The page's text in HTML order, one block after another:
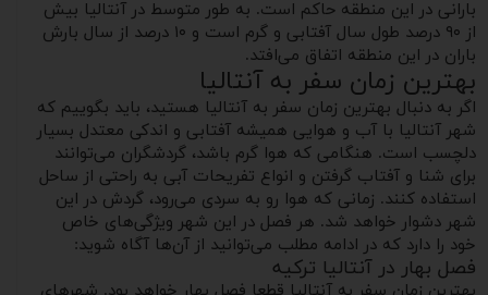
بارانی در این منطقه حاکم است. به طور متوسط در آنتالیا بیش
از ۹۰ درصد طول سال آفتابی و گرم است و ۱۰ درصد از سال بارش
باران در این منطقه اتفاق می‌افتد.
بهترین زمان سفر به آنتالیا
اگر به دنبال بهترین زمان سفر به آنتالیا هستید، باید بگوییم که
شهر آنتالیا با آب و هوایی همیشه آفتابی و اندکی معتدل بسیار
دلچسب است. هنگامی که هوا گرم باشد، گردشگران می‌توانند
برای شنا و آفتاب گرفتن و انواع تفریحات آبی به راحتی از ساحل
استفاده کنند. زمانی که هوا رو به سردی می‌رود، گردش در این
شهر دشوار خواهد شد. هر فصل در این شهر ویژگی‌های خاص
خود را دارد که در ادامه مطلب می‌توانید از آن‌ها آگاه شوید:
فصل بهار در آنتالیا ترکیه